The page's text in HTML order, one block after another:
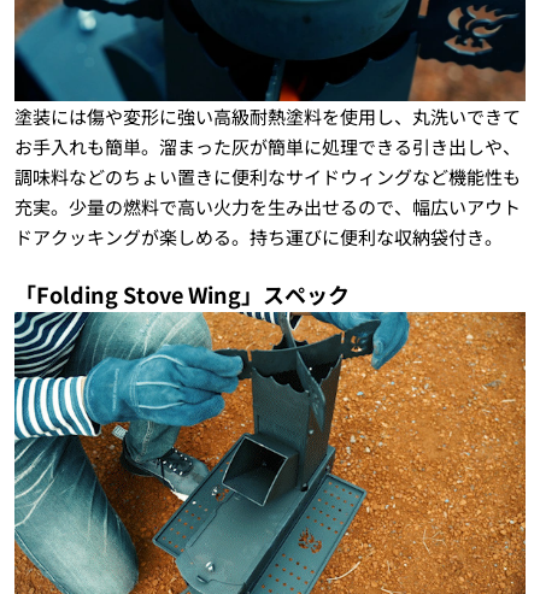
塗装には傷や変形に強い高級耐熱塗料を使用し、丸洗いできて
お手入れも簡単。溜まった灰が簡単に処理できる引き出しや、
調味料などのちょい置きに便利なサイドウィングなど機能性も
充実。少量の燃料で高い火力を生み出せるので、幅広いアウト
ドアクッキングが楽しめる。持ち運びに便利な収納袋付き。
「Folding Stove Wing」スペック